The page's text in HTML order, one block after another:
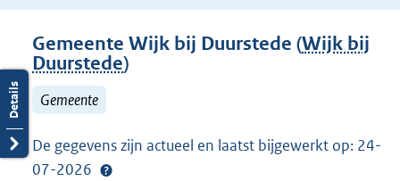
Gemeente Wijk bij Duurstede (Wijk bij
Duurstede)
Gemeente
De gegevens zijn actueel en laatst bijgewerkt op: 24-
07-2026